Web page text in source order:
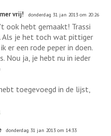
vrij! donderdag 31 jan 2013 om 20:26
ook hebt gemaakt! Trassi
Als je het toch wat pittiger
er een rode peper in doen.
Nou ja, je hebt nu in ieder
toegevoegd in de lijst,
donderdag 31 jan 2013 om 14:33